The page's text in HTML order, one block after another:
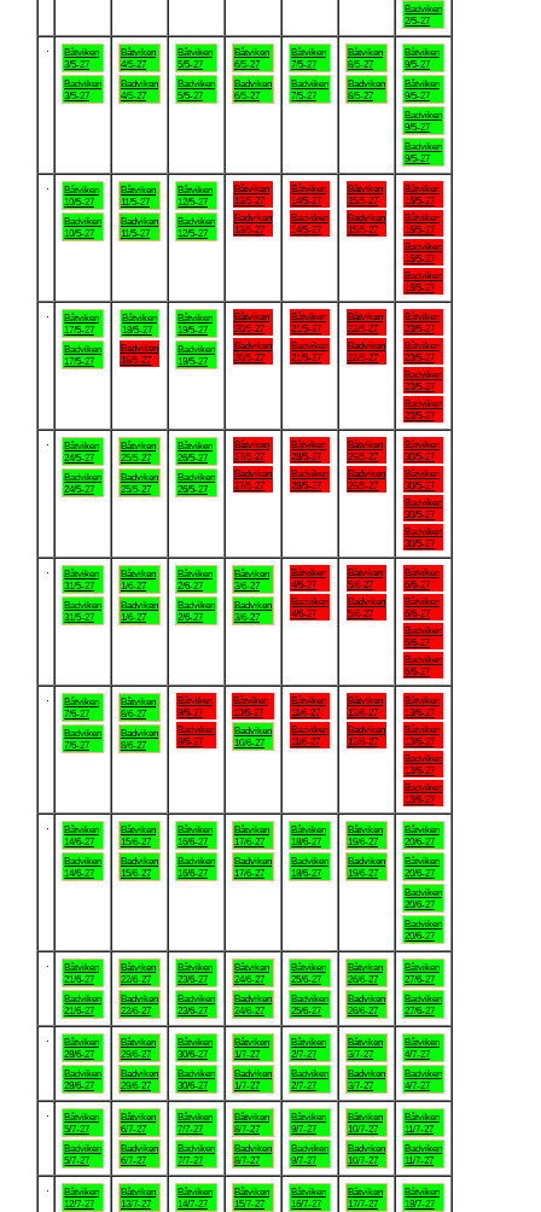
Badviken
2/5-27
Båtviken
3/5-27
Badviken
3/5-27
Båtviken
4/5-27
Badviken
4/5-27
Båtviken
5/5-27
Badviken
5/5-27
Båtviken
6/5-27
Badviken
6/5-27
Båtviken
7/5-27
Badviken
7/5-27
Båtviken
8/5-27
Badviken
8/5-27
Båtviken
9/5-27
Båtviken
9/5-27
Badviken
9/5-27
Badviken
9/5-27
Båtviken
10/5-27
Badviken
10/5-27
Båtviken
11/5-27
Badviken
11/5-27
Båtviken
12/5-27
Badviken
12/5-27
Båtviken
13/5-27
Badviken
13/5-27
Båtviken
14/5-27
Badviken
14/5-27
Båtviken
15/5-27
Badviken
15/5-27
Båtviken
16/5-27
Båtviken
16/5-27
Badviken
16/5-27
Badviken
16/5-27
Båtviken
17/5-27
Badviken
17/5-27
Båtviken
18/5-27
Badviken
18/5-27
Båtviken
19/5-27
Badviken
19/5-27
Båtviken
20/5-27
Badviken
20/5-27
Båtviken
21/5-27
Badviken
21/5-27
Båtviken
22/5-27
Badviken
22/5-27
Båtviken
23/5-27
Båtviken
23/5-27
Badviken
23/5-27
Badviken
23/5-27
Båtviken
24/5-27
Badviken
24/5-27
Båtviken
25/5-27
Badviken
25/5-27
Båtviken
26/5-27
Badviken
26/5-27
Båtviken
27/5-27
Badviken
27/5-27
Båtviken
28/5-27
Badviken
28/5-27
Båtviken
29/5-27
Badviken
29/5-27
Båtviken
30/5-27
Båtviken
30/5-27
Badviken
30/5-27
Badviken
30/5-27
Båtviken
31/5-27
Badviken
31/5-27
Båtviken
1/6-27
Badviken
1/6-27
Båtviken
2/6-27
Badviken
2/6-27
Båtviken
3/6-27
Badviken
3/6-27
Båtviken
4/6-27
Badviken
4/6-27
Båtviken
5/6-27
Badviken
5/6-27
Båtviken
6/6-27
Båtviken
6/6-27
Badviken
6/6-27
Badviken
6/6-27
Båtviken
7/6-27
Badviken
7/6-27
Båtviken
8/6-27
Badviken
8/6-27
Båtviken
9/6-27
Badviken
9/6-27
Båtviken
10/6-27
Badviken
10/6-27
Båtviken
11/6-27
Badviken
11/6-27
Båtviken
12/6-27
Badviken
12/6-27
Båtviken
13/6-27
Båtviken
13/6-27
Badviken
13/6-27
Badviken
13/6-27
Båtviken
14/6-27
Badviken
14/6-27
Båtviken
15/6-27
Badviken
15/6-27
Båtviken
16/6-27
Badviken
16/6-27
Båtviken
17/6-27
Badviken
17/6-27
Båtviken
18/6-27
Badviken
18/6-27
Båtviken
19/6-27
Badviken
19/6-27
Båtviken
20/6-27
Båtviken
20/6-27
Badviken
20/6-27
Badviken
20/6-27
Båtviken
21/6-27
Badviken
21/6-27
Båtviken
22/6-27
Badviken
22/6-27
Båtviken
23/6-27
Badviken
23/6-27
Båtviken
24/6-27
Badviken
24/6-27
Båtviken
25/6-27
Badviken
25/6-27
Båtviken
26/6-27
Badviken
26/6-27
Båtviken
27/6-27
Badviken
27/6-27
Båtviken
28/6-27
Badviken
28/6-27
Båtviken
29/6-27
Badviken
29/6-27
Båtviken
30/6-27
Badviken
30/6-27
Båtviken
1/7-27
Badviken
1/7-27
Båtviken
2/7-27
Badviken
2/7-27
Båtviken
3/7-27
Badviken
3/7-27
Båtviken
4/7-27
Badviken
4/7-27
Båtviken
5/7-27
Badviken
5/7-27
Båtviken
6/7-27
Badviken
6/7-27
Båtviken
7/7-27
Badviken
7/7-27
Båtviken
8/7-27
Badviken
8/7-27
Båtviken
9/7-27
Badviken
9/7-27
Båtviken
10/7-27
Badviken
10/7-27
Båtviken
11/7-27
Badviken
11/7-27
Båtviken
12/7-27
Båtviken
13/7-27
Båtviken
14/7-27
Båtviken
15/7-27
Båtviken
16/7-27
Båtviken
17/7-27
Båtviken
18/7-27